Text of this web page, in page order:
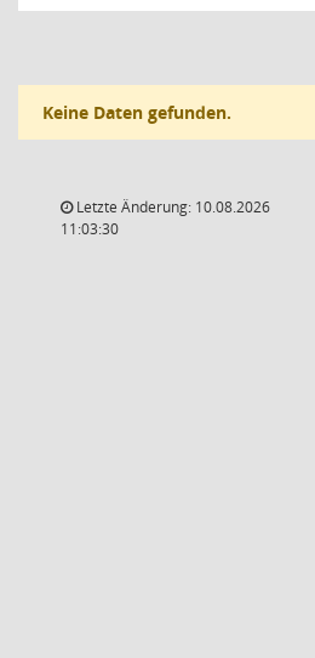
Keine Daten gefunden.
Letzte Änderung: 10.08.2026
11:03:30